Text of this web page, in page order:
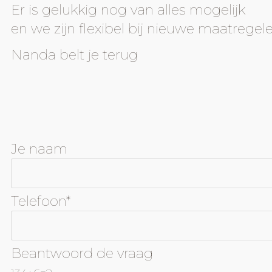
Er is gelukkig nog van alles mogelijk
en we zijn flexibel bij nieuwe
Nanda belt je terug
Je naam
Telefoon*
Beantwoord de vraag